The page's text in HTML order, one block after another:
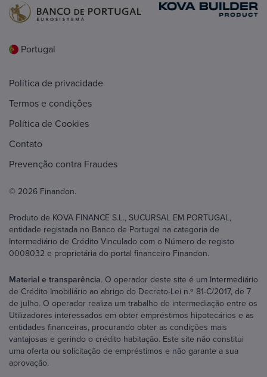
Portugal
Política de privacidade
Termos e condições
Política de Cookies
Contato
Prevenção contra Fraudes
© 2026 Finandon.
Produto de KOVA FINANCE S.L., SUCURSAL EM PORTUGAL,
entidade registada no Banco de Portugal na categoria de
Intermediário de Crédito Vinculado com o Número de registo
0008032 e proprietária do portal financeiro Finandon.
Material e transparência. O operador deste site é um Intermediário
de Crédito Imobiliário ao abrigo do Decreto-Lei n.º 81-C/2017, de 7
de julho. O operador realiza um trabalho de intermediação entre os
Utilizadores interessados em obter empréstimos hipotecários e as
entidades financeiras, procurando obter as condições mais
vantajosas e gerindo o crédito habitação. Este site não constitui
uma oferta ou solicitação de empréstimos e não garante a sua
aprovação.